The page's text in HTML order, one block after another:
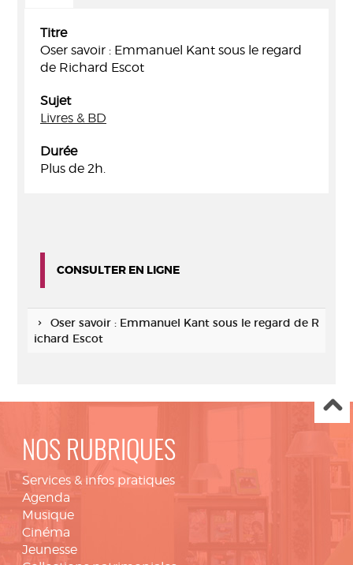
Titre
Oser savoir : Emmanuel Kant sous le regard
de Richard Escot
Sujet
Livres & BD
Durée
Plus de 2h.
CONSULTER EN LIGNE
Oser savoir : Emmanuel Kant sous le regard de R
ichard Escot
NOS RUBRIQUES
Services & infos pratiques
Agenda
Musique
Cinéma
Jeunesse